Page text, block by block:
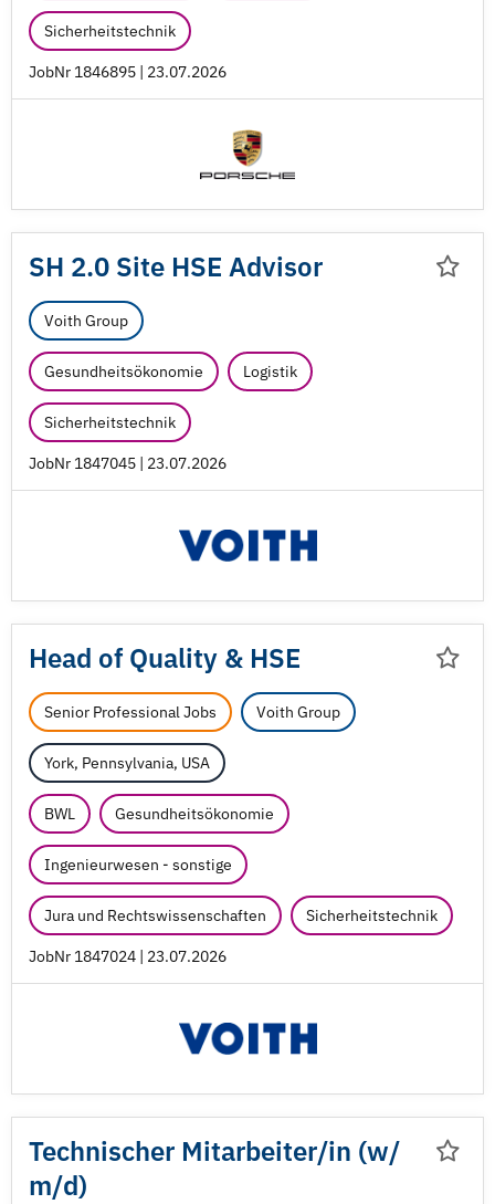
Sicherheitstechnik
JobNr 1846895 | 23.07.2026
SH 2.0 Site HSE Advisor
Voith Group
Gesundheitsökonomie Logistik
Sicherheitstechnik
JobNr 1847045 | 23.07.2026
Head of Quality & HSE
Senior Professional Jobs Voith Group
York, Pennsylvania, USA
BWL Gesundheitsökonomie
Ingenieurwesen - sonstige
Jura und Rechtswissenschaften Sicherheitstechnik
JobNr 1847024 | 23.07.2026
Technischer Mitarbeiter/in (w/
m/d)